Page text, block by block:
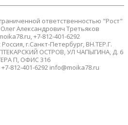
ответственностью "Рост"
Александрович Третьяков
+7-812-401-6292
г.Санкт-Петербург, ВН.ТЕР.Г.
ОСТРОВ, УЛ ЧАПЫГИНА, Д. 6
П, ОФИС 316
812-401-6292 info@moika78.ru